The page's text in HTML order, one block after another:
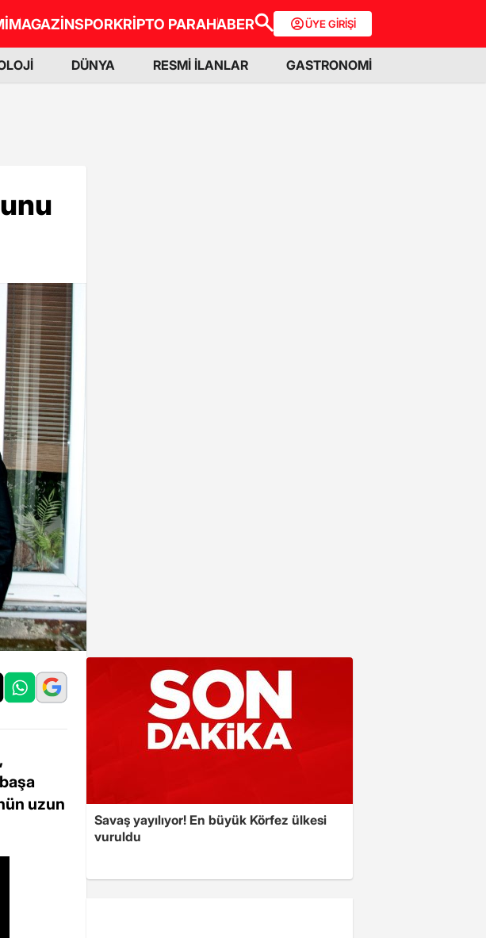
MAGAZİNSPORKRİPTO PARAHABER ÜYE GİRİŞİ
DÜNYA RESMİ İLANLAR GASTRONOMİ
uzun
Savaş yayılıyor! En büyük Körfez ülkesi
vuruldu